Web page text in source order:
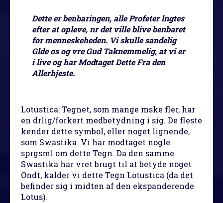
Dette er benbaringen, alle Profeter lngtes
efter at opleve, nr det ville blive benbaret
for menneskeheden. Vi skulle sandelig
Glde os og vre Gud Taknemmelig, at vi er
i live og har Modtaget Dette Fra den
Allerhjeste.
Lotustica: Tegnet, som mange mske fler, har
en drlig/forkert medbetydning i sig. De fleste
kender dette symbol, eller noget lignende,
som Swastika. Vi har modtaget nogle
sprgsml om dette Tegn. Da den samme
Swastika har vret brugt til at betyde noget
Ondt, kalder vi dette Tegn Lotustica (da det
befinder sig i midten af den ekspanderende
Lotus).